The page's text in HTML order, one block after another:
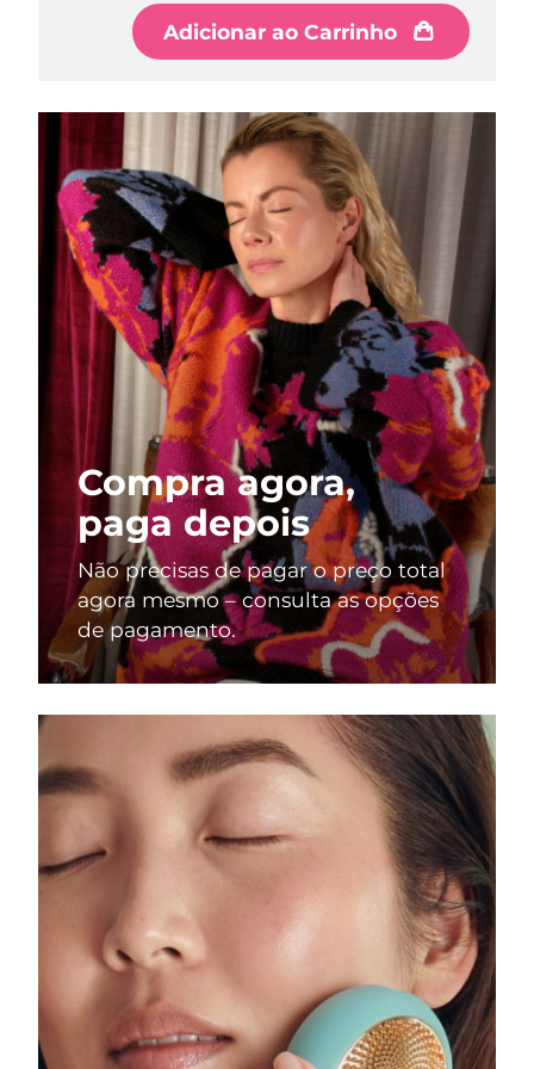
Adicionar ao Carrinho
Adicionar ao Carrinho
Adicionar ao Carrinho
Compra agora,
paga depois
Não precisas de pagar o preço total
agora mesmo – consulta as opções
de pagamento.